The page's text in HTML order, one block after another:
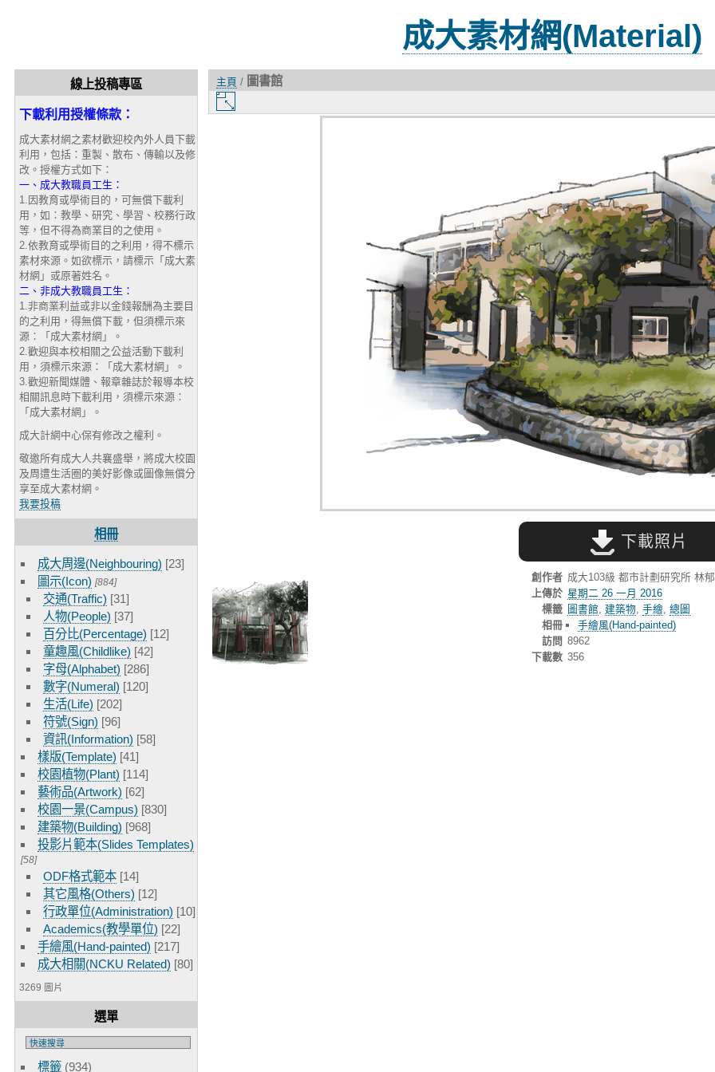
成大素材網(Material)
線上投稿專區
下載利用授權條款：
成大素材網之素材歡迎校內外人員下載
利用，包括：重製、散布、傳輸以及修
改。授權方式如下：
一、成大教職員工生：
1.因教育或學術目的，可無償下載利
用，如：教學、研究、學習、校務行政
等，但不得為商業目的之使用。
2.依教育或學術目的之利用，得不標示
素材來源。如欲標示，請標示「成大素
材網」或原著姓名。
二、非成大教職員工生：
1.非商業利益或非以金錢報酬為主要目
的之利用，得無償下載，但須標示來
源：「成大素材網」。
2.歡迎與本校相關之公益活動下載利
用，須標示來源：「成大素材網」。
3.歡迎新聞媒體、報章雜誌於報導本校
相關訊息時下載利用，須標示來源：
「成大素材網」。
成大計網中心保有修改之權利。
敬邀所有成大人共襄盛舉，將成大校園
及周遭生活圈的美好影像或圖像無償分
享至成大素材網。
我要投稿
相冊
成大周邊(Neighbouring) [23]
圖示(Icon) [884]
交通(Traffic) [31]
人物(People) [37]
百分比(Percentage) [12]
童趣風(Childlike) [42]
字母(Alphabet) [286]
數字(Numeral) [120]
生活(Life) [202]
符號(Sign) [96]
資訊(Information) [58]
樣版(Template) [41]
校園植物(Plant) [114]
藝術品(Artwork) [62]
校園一景(Campus) [830]
建築物(Building) [968]
投影片範本(Slides Templates)
[58]
ODF格式範本 [14]
其它風格(Others) [12]
行政單位(Administration) [10]
Academics(教學單位) [22]
手繪風(Hand-painted) [217]
成大相關(NCKU Related) [80]
3269 圖片
選單
標籤 (934)
主頁 / 圖書館
片
下載照片
創作者 成大103級 都市計劃研究所 林
上傳於 星期二 26 一月 2016
標籤 圖書館 建築物 手繪 總圖
相冊
手繪風(Hand-painted)
訪問 8962
下載數 356